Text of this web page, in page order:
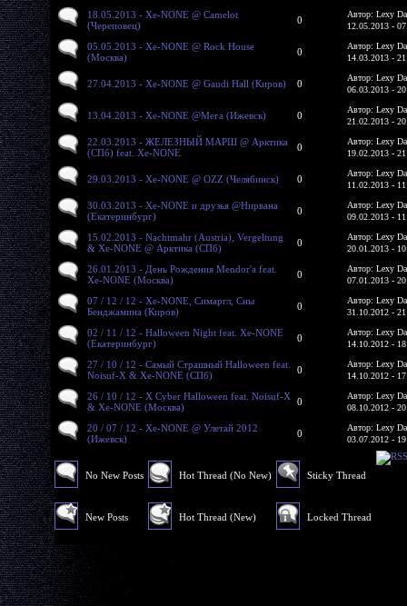
18.05.2013 - Xe-NONE @ Camelot
(Череповец)
0
Автор: Lexy
12.05.2013 -
05.05.2013 - Xe-NONE @ Rock House
(Москва)
0
Автор: Lexy
14.03.2013 -
27.04.2013 - Xe-NONE @ Gaudi Hall (Киров) 0
Автор: Lexy
06.03.2013 -
13.04.2013 - Xe-NONE @Мега (Ижевск) 0
Автор: Lexy
21.02.2013 -
22.03.2013 - ЖЕЛЕЗНЫЙ МАРШ @ Арктика
(СПб) feat. Xe-NONE
0
Автор: Lexy
19.02.2013 -
29.03.2013 - Xe-NONE @ OZZ (Челябинск) 0
Автор: Lexy
11.02.2013 -
30.03.2013 - Xe-NONE и друзья @Нирвана
(Екатеринбург)
0
Автор: Lexy
09.02.2013 -
15.02.2013 - Nachtmahr (Austria), Vergeltung
& Xe-NONE @ Арктика (СПб)
0
Автор: Lexy
20.01.2013 -
26.01.2013 - День Рождения Mendor'a feat.
Xe-NONE (Москва)
0
Автор: Lexy
07.01.2013 -
07 / 12 / 12 - Xe-NONE, Симаргл, Сны
Бенджамина (Киров)
0
Автор: Lexy
31.10.2012 -
02 / 11 / 12 - Halloween Night feat. Xe-NONE
(Екатеринбург)
0
Автор: Lexy
14.10.2012 -
27 / 10 / 12 - Самый Страшный Halloween feat.
Noisuf-X & Xe-NONE (СПб)
0
Автор: Lexy
14.10.2012 -
26 / 10 / 12 - X Cyber Halloween feat. Noisuf-X
& Xe-NONE (Москва)
0
Автор: Lexy
08.10.2012 -
20 / 07 / 12 - Xe-NONE @ Улетай 2012
(Ижевск)
0
Автор: Lexy
03.07.2012 -
No New Posts
New Posts
Hot Thread (No New)
Hot Thread (New)
Sticky Thread
Locked Thread